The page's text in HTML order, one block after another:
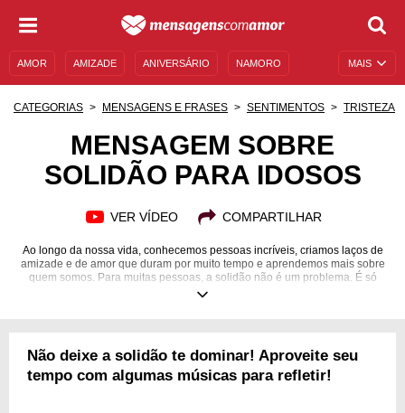
MAIS
AMOR AMIZADE ANIVERSÁRIO NAMORO
MENSAGENS E FRASES MENSAGENS DE ANIVERSÁRIO
CATEGORIAS MENSAGENS E FRASES SENTIMENTOS TRISTEZA
MENSAGEM SOBRE
SOLIDÃO PARA IDOSOS
VER VÍDEO COMPARTILHAR
Ao longo da nossa vida, conhecemos pessoas incríveis, criamos laços de
amizade e de amor que duram por muito tempo e aprendemos mais sobre
quem somos. Para muitas pessoas, a solidão não é um problema. É só
mais uma forma de viver a vida. Para outras, no entanto, que preferem
solidão para idosos e resgate todo o afeto que há em você!
Não deixe a solidão te dominar! Aproveite seu
tempo com algumas músicas para refletir!